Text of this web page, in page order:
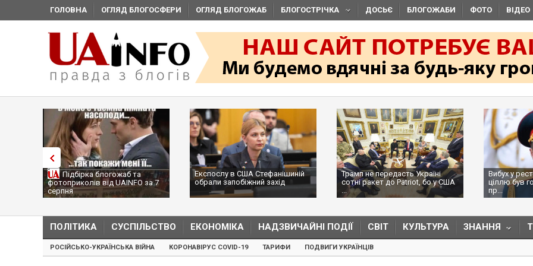
ГОЛОВНА ОГЛЯД БЛОГОСФЕРИ ОГЛЯД БЛОГОЖАБ БЛОГОСТРІЧКА ДОСЬЄ БЛОГОЖАБИ ФОТО ВІДЕО
Підбірка блогожаб та
фотоприколів від UAINFO за 7
серпня
Експослу в США Стефанішиній
обрали запобіжний захід
Трамп не передасть Україні
сотні ракет до Patriot, бо у США
...
Вибух у
ціллю був
пр...
ПОЛІТИКА СУСПІЛЬСТВО ЕКОНОМІКА НАДЗВИЧАЙНІ ПОДІЇ СВІТ КУЛЬТУРА ЗНАННЯ
РОСІЙСЬКО-УКРАЇНСЬКА ВІЙНА КОРОНАВІРУС COVID-19 ТАРИФИ ПОДВИГИ УКРАЇНЦІВ